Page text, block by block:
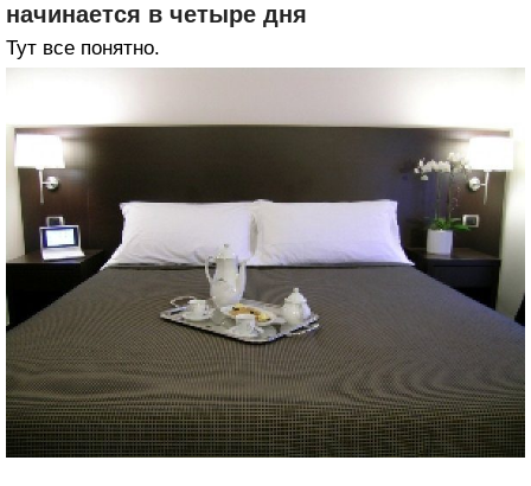
начинается в четыре дня
Тут все понятно.